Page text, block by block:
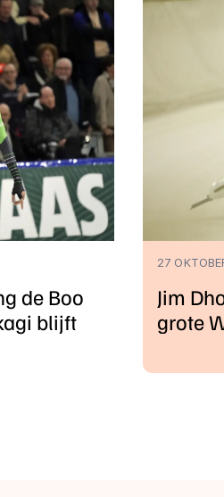
de Boo
blijft
27
Jim
grote